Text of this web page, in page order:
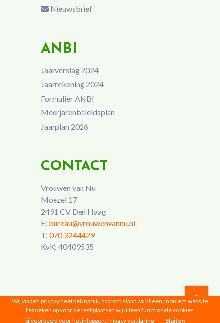
Nieuwsbrief
ANBI
Jaarverslag 2024
Jaarrekening 2024
Formulier ANBI
Meerjarenbeleidsplan
Jaarplan 2026
CONTACT
Vrouwen van Nu
Moezel 17
2491 CV Den Haag
E: bureau@vrouwenvannu.nl
T: 070 3244429
KvK: 40409535
Vrouwen van Nu © 2026 |Privacyverklaring
Wij vinden privacy heel belangrijk, daarom slaan wij alleen anoniem website
bezoeken op voor de rest plaatsen wij alleen functionele cookies,
bijvoorbeeld voor het inloggen. Privacy verklaring Sluiten